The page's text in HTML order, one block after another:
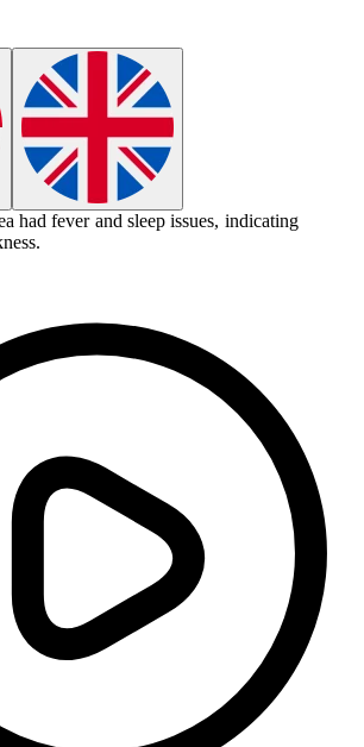
had fever and sleep issues, indicating
.